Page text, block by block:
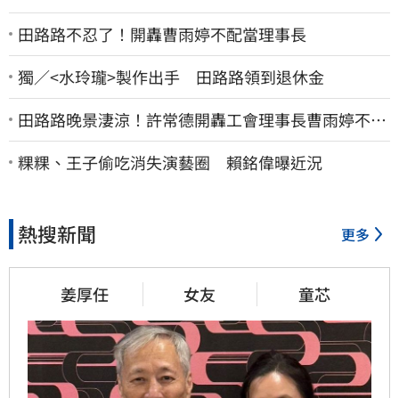
田路路不忍了！開轟曹雨婷不配當理事長
獨／<水玲瓏>製作出手 田路路領到退休金
田路路晚景淒涼！許常德開轟工會理事長曹雨婷不忍
了：別只包紅包慰問
粿粿、王子偷吃消失演藝圈 賴銘偉曝近況
熱搜新聞 更多
姜厚任 女友 童芯